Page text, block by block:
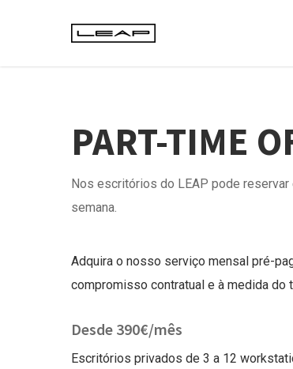
PART-TIME
Nos escritórios do LEAP pode
semana.
Adquira o nosso serviço mensal pré-
compromisso contratual e à medida do
Desde 390€/mês
Escritórios privados de 3 a 12